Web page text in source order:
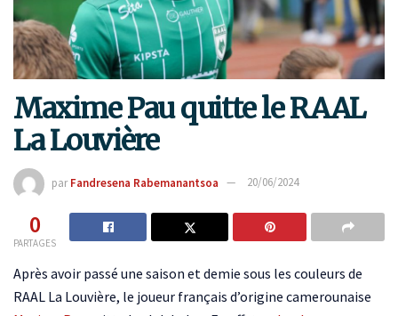
Maxime Pau quitte le RAAL
La Louvière
par Fandresena Rabemanantsoa 20/06/2024
0
PARTAGES
Après avoir passé une saison et demie sous les couleurs de
RAAL La Louvière, le joueur français d’origine camerounaise